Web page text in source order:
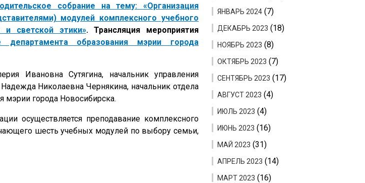
собрание на тему: «Организация
модулей комплексного учебного
и светской этики». Трансляция мероприятия
департамента образования мэрии города
Ивановна Сутягина, начальник управления
Николаевна Чернякина, начальник отдела
мэрии города Новосибирска.
осуществляется преподавание комплексного
шесть учебных модулей по выбору семьи,
ЯНВАРЬ 2024 (7)
ДЕКАБРЬ 2023 (18)
НОЯБРЬ 2023 (8)
ОКТЯБРЬ 2023 (7)
СЕНТЯБРЬ 2023 (17)
АВГУСТ 2023 (4)
ИЮЛЬ 2023 (4)
ИЮНЬ 2023 (16)
МАЙ 2023 (31)
АПРЕЛЬ 2023 (14)
МАРТ 2023 (16)